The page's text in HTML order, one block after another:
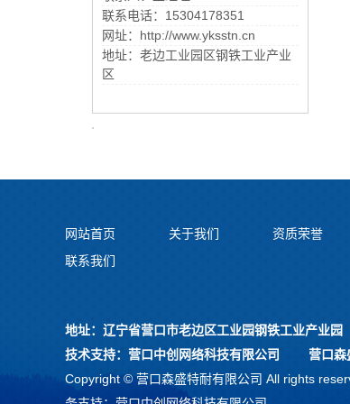
联系电话：15304178351
网址：http://www.yksstn.cn
地址：老边工业园区钢铁工业产业
区
网站首页 关于我们 资质荣誉
联系我们
地址：辽宁省营口市老边区工业园钢铁工业产业园
技术支持：营口中创网络科技有限公司 营口森
Copyright © 营口森盛特耐有限公司 All rights